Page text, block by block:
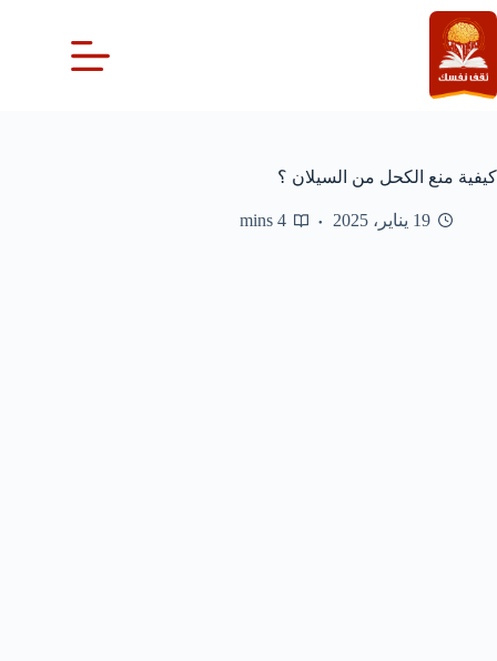
التجاوز
إلى
المحتوى
كيفية منع الكحل من السيلان ؟
19 يناير، 2025 4 mins